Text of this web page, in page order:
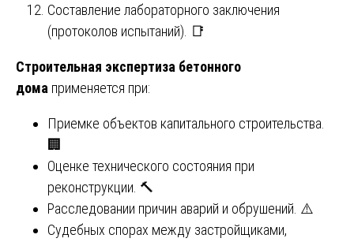
Составление лабораторного заключения
(протоколов испытаний). 📑
Строительная экспертиза бетонного
дома применяется при:
Приемке объектов капитального строительства.
🏢
Оценке технического состояния при
реконструкции. 🔨
Расследовании причин аварий и обрушений. ⚠️
Судебных спорах между застройщиками,